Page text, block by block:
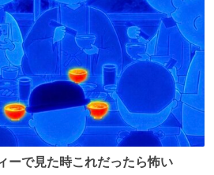
ーで見た時これだったら怖い